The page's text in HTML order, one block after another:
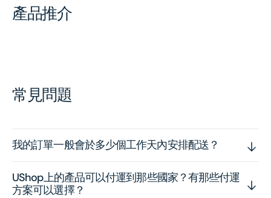
產品推介
常見問題
我的訂單一般會於多少個工作天內安排配送？
UShop上的產品可以付運到那些國家？有那些付運
方案可以選擇？